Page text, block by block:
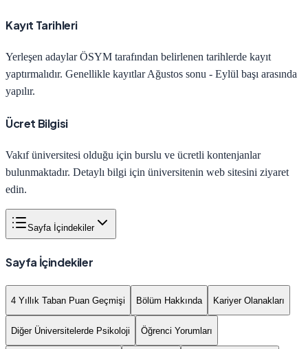
Kayıt Tarihleri
Yerleşen adaylar ÖSYM tarafından belirlenen tarihlerde kayıt
yaptırmalıdır. Genellikle kayıtlar Ağustos sonu - Eylül başı arasında
yapılır.
Ücret Bilgisi
Vakıf üniversitesi olduğu için burslu ve ücretli kontenjanlar
bulunmaktadır. Detaylı bilgi için üniversitenin web sitesini ziyaret
edin.
Sayfa İçindekiler
Sayfa İçindekiler
4 Yıllık Taban Puan Geçmişi Bölüm Hakkında Kariyer Olanakları
Diğer Üniversitelerde Psikoloji Öğrenci Yorumları